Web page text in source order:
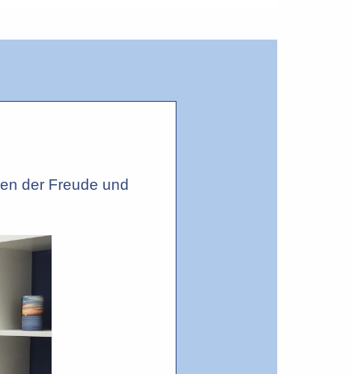
der Freude und